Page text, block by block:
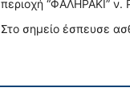
περιοχή “ΦΑΛΗΡΑΚΙ” ν.
Στο σημείο έσπευσε